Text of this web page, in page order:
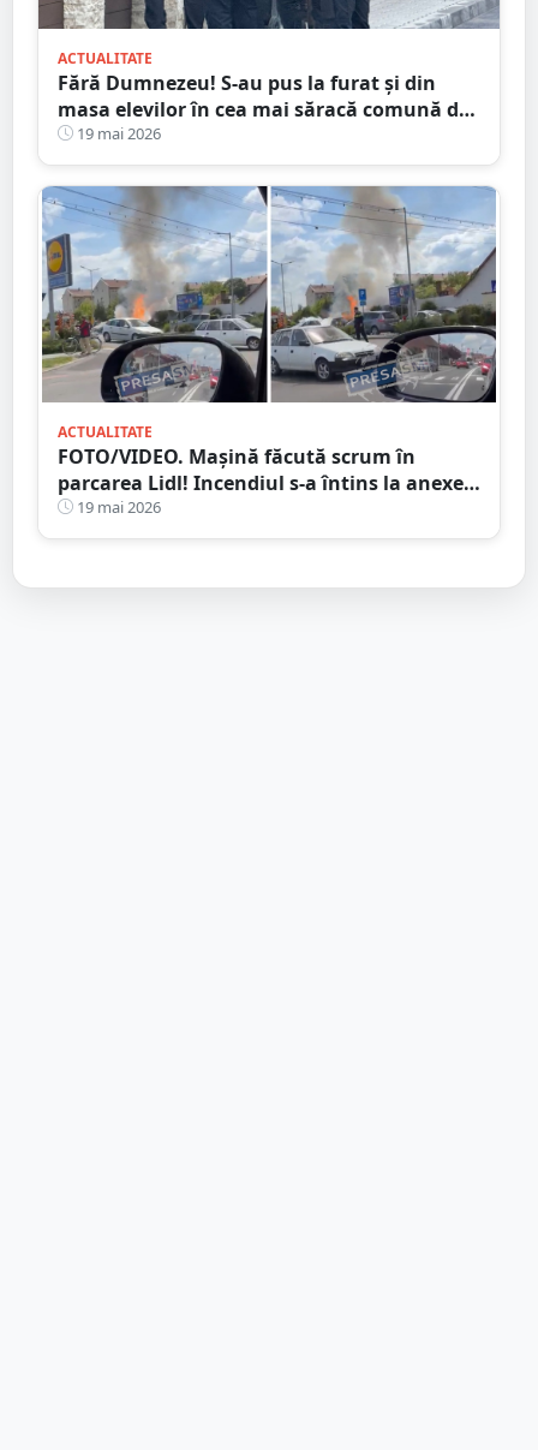
ACTUALITATE
Fără Dumnezeu! S-au pus la furat și din
masa elevilor în cea mai săracă comună din
județul Satu Mare
19 mai 2026
ACTUALITATE
FOTO/VIDEO. Mașină făcută scrum în
parcarea Lidl! Incendiul s-a întins la anexele
din jur
19 mai 2026